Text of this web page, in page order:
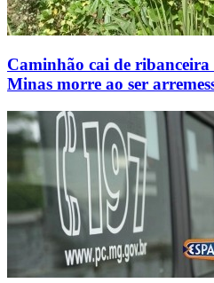
Caminhão cai de
Minas morre ao ser